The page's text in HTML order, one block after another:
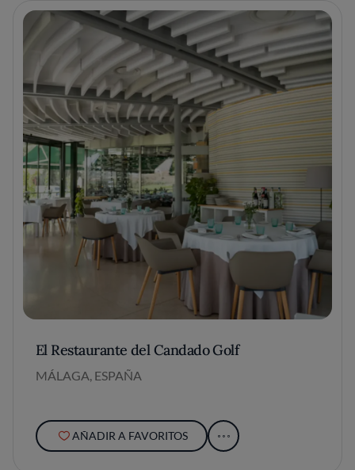
El Restaurante del Candado Golf
MÁLAGA, ESPAÑA
AÑADIR A FAVORITOS